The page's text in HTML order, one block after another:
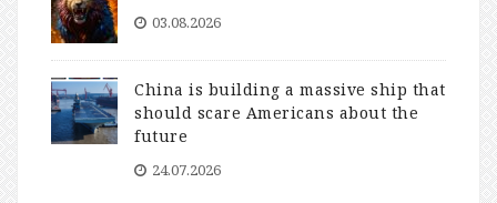
03.08.2026
China is building a massive ship that
should scare Americans about the
future
24.07.2026